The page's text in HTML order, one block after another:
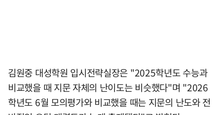
김원중 대성학원 입시전략실장은 "2025학년도 수능과
비교했을 때 지문 자체의 난이도는 비슷했다"며 "2026
학년도 6월 모의평가와 비교했을 때는 지문의 난도와 전